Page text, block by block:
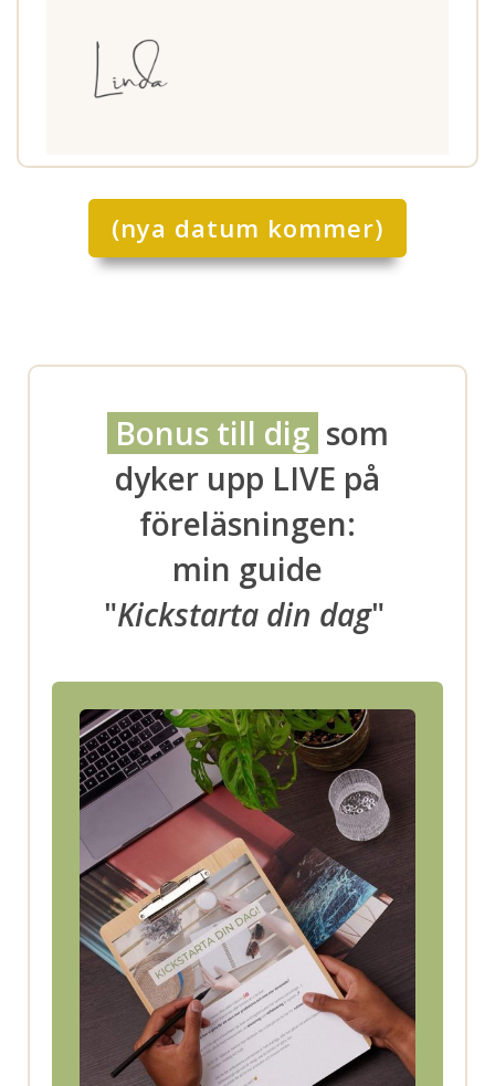
(nya datum kommer)
Bonus till dig som
dyker upp LIVE på
föreläsningen:
min guide
"Kickstarta din dag"